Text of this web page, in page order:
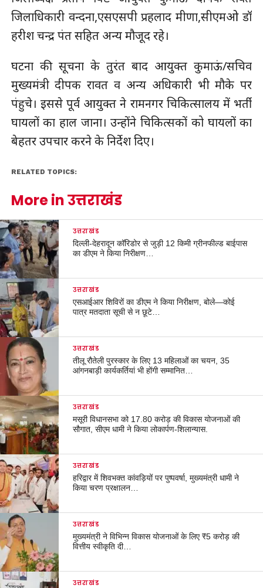
जिलाधिकारी वन्दना,एसएसपी प्रहलाद मीणा,सीएमओ डॉ
हरीश चन्द्र पंत सहित अन्य मौजूद रहे।
घटना की सूचना के तुरंत बाद आयुक्त कुमाऊं/सचिव
मुख्यमंत्री दीपक रावत व अन्य अधिकारी भी मौके पर
पंहुचे। इससे पूर्व आयुक्त ने रामनगर चिकित्सालय में भर्ती
घायलों का हाल जाना। उन्होंने चिकित्सकों को घायलों का
बेहतर उपचार करने के निर्देश दिए।
RELATED TOPICS:
More in उत्तराखंड
उत्तराखंड
दिल्ली-देहरादून कॉरिडोर से जुड़ी 12 किमी ग्रीनफील्ड बाईपास
का डीएम ने किया निरीक्षण…
उत्तराखंड
एसआईआर शिविरों का डीएम ने किया निरीक्षण, बोले—कोई
पात्र मतदाता सूची से न छूटे…
उत्तराखंड
तीलू रौतेली पुरस्कार के लिए 13 महिलाओं का चयन, 35
आंगनबाड़ी कार्यकर्तियां भी होंगी सम्मानित…
उत्तराखंड
मसूरी विधानसभा को 17.80 करोड़ की विकास योजनाओं की
सौगात, सीएम धामी ने किया लोकार्पण-शिलान्यास.
उत्तराखंड
हरिद्वार में शिवभक्त कांवड़ियों पर पुष्पवर्षा, मुख्यमंत्री धामी ने
किया चरण प्रक्षालन…
उत्तराखंड
मुख्यमंत्री ने विभिन्न विकास योजनाओं के लिए ₹5 करोड़ की
वित्तीय स्वीकृति दी…
उत्तराखंड